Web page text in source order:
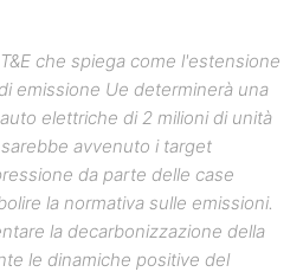
che spiega come l'estensione
emissione Ue determinerà una
elettriche di 2 milioni di unità
avvenuto i target
da parte delle case
la normativa sulle emissioni.
la decarbonizzazione della
le dinamiche positive del